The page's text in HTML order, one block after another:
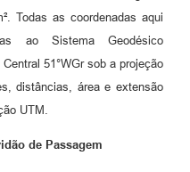
Todas as coordenadas aqui
ao Sistema Geodésico
51°WGr sob a projeção
distâncias, área e extensão
UTM.
de Passagem